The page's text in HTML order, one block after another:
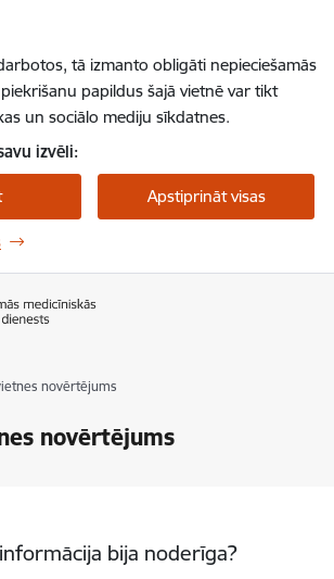
tā izmanto obligāti nepieciešamās
papildus šajā vietnē var tikt
un sociālo mediju sīkdatnes.
izvēli:
Apstiprināt visas
novērtējums
novērtējums
bija noderīga?